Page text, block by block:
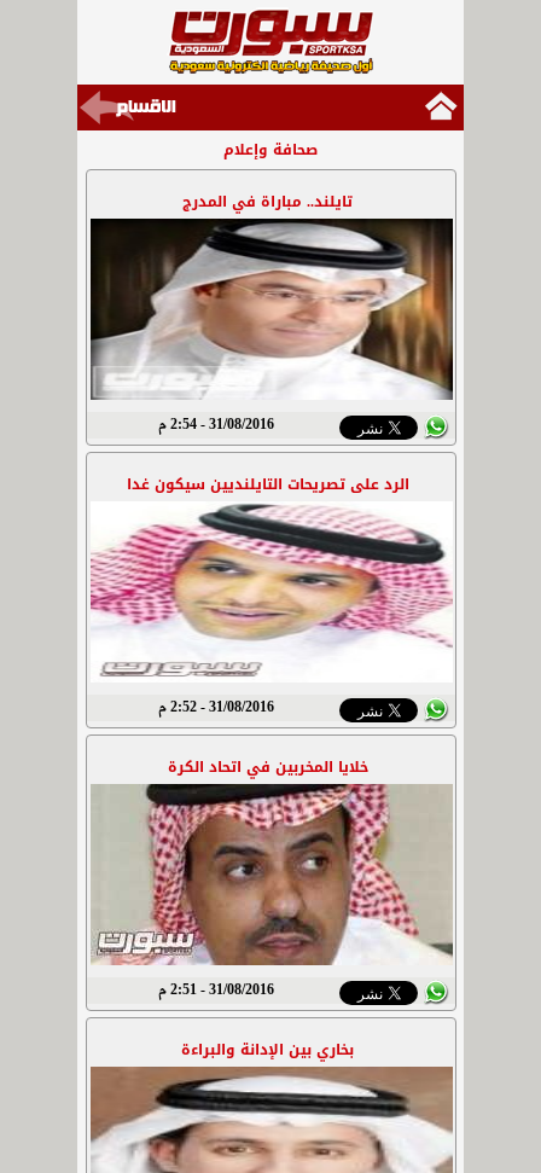
صحافة وإعلام
تايلند.. مباراة في المدرج
31/08/2016 - 2:54 م
الرد على تصريحات التايلنديين سيكون غدا
31/08/2016 - 2:52 م
خلايا المخربين في اتحاد الكرة
31/08/2016 - 2:51 م
بخاري بين الإدانة والبراءة